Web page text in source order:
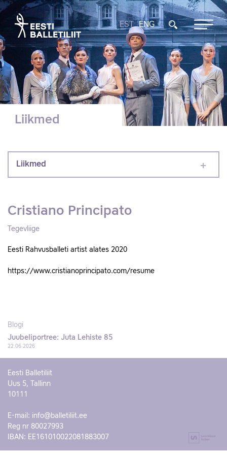
EST ENG
Liikmed
Liikmed
Cristiano Principato
Tegevliige
Eesti Rahvusballeti artist alates 2020
https://www.cristianoprincipato.com/resume
Blogi
Juubeliportree: Juta Lehiste 85
22.06.2026
Eesti Balletiliit
Uus 5, Tallinn
10111
E-mail: info@balletiliit.ee
Reg nr 80027993
IBAN: EE161010022081883007